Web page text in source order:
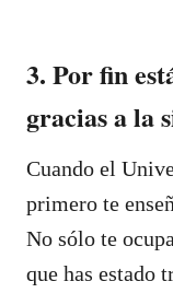
3. Por fin
gracias a la
Cuando el
primero te
No sólo te
que has estado